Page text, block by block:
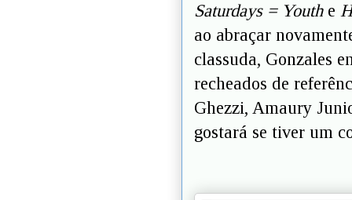
Saturdays = Youth e
ao abraçar
classuda, Gonzales
recheados de
Ghezzi, Amaury
gostará se tiver um